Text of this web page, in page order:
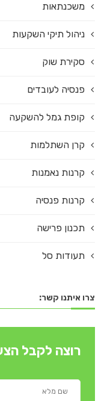
משכנתאות
ניהול תיקי השקעות
סקירת שוק
פנסיה לעובדים
קופת גמל להשקעה
קרן השתלמות
קרנות נאמנות
קרנות פנסיה
תכנון פרישה
תעודות סל
צרו איתנו קשר:
רוצה לקבל